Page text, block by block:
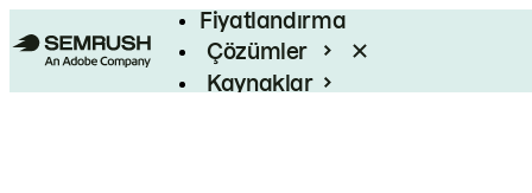
Fiyatlandırma
Çözümler
Kaynaklar